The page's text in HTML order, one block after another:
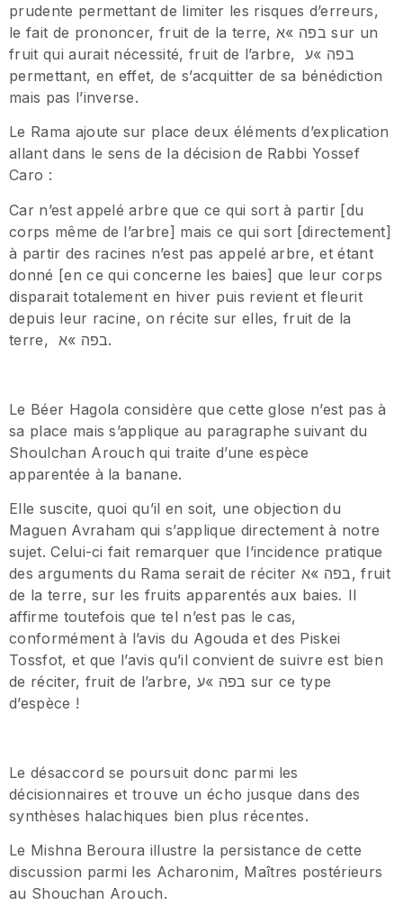
prudente permettant de limiter les risques d’erreurs,
le fait de prononcer, fruit de la terre, בפה »א sur un
fruit qui aurait nécessité, fruit de l’arbre, בפה »ע
permettant, en effet, de s’acquitter de sa bénédiction
mais pas l’inverse.
Le Rama ajoute sur place deux éléments d’explication
allant dans le sens de la décision de Rabbi Yossef
Caro :
Car n’est appelé arbre que ce qui sort à partir [du
corps même de l’arbre] mais ce qui sort [directement]
à partir des racines n’est pas appelé arbre, et étant
donné [en ce qui concerne les baies] que leur corps
disparait totalement en hiver puis revient et fleurit
depuis leur racine, on récite sur elles, fruit de la
terre, בפה »א.
Le Béer Hagola considère que cette glose n’est pas à
sa place mais s’applique au paragraphe suivant du
Shoulchan Arouch qui traite d’une espèce
apparentée à la banane.
Elle suscite, quoi qu’il en soit, une objection du
Maguen Avraham qui s’applique directement à notre
sujet. Celui-ci fait remarquer que l’incidence pratique
des arguments du Rama serait de réciter בפה »א, fruit
de la terre, sur les fruits apparentés aux baies. Il
affirme toutefois que tel n’est pas le cas,
conformément à l’avis du Agouda et des Piskei
Tossfot, et que l’avis qu’il convient de suivre est bien
de réciter, fruit de l’arbre, בפה »ע sur ce type
d’espèce !
Le désaccord se poursuit donc parmi les
décisionnaires et trouve un écho jusque dans des
synthèses halachiques bien plus récentes.
Le Mishna Beroura illustre la persistance de cette
discussion parmi les Acharonim, Maîtres postérieurs
au Shouchan Arouch.